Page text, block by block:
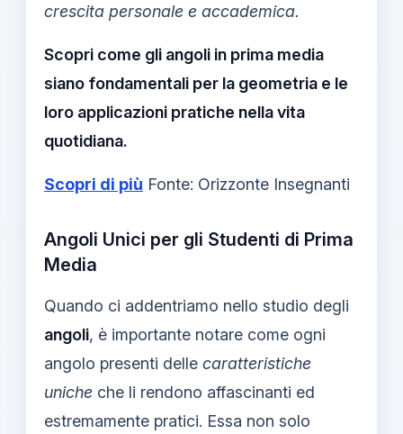
crescita personale e accademica.
Scopri come gli angoli in prima media
siano fondamentali per la geometria e le
loro applicazioni pratiche nella vita
quotidiana.
Scopri di più Fonte: Orizzonte Insegnanti
Angoli Unici per gli Studenti di Prima
Media
Quando ci addentriamo nello studio degli
angoli, è importante notare come ogni
angolo presenti delle caratteristiche
uniche che li rendono affascinanti ed
estremamente pratici. Essa non solo